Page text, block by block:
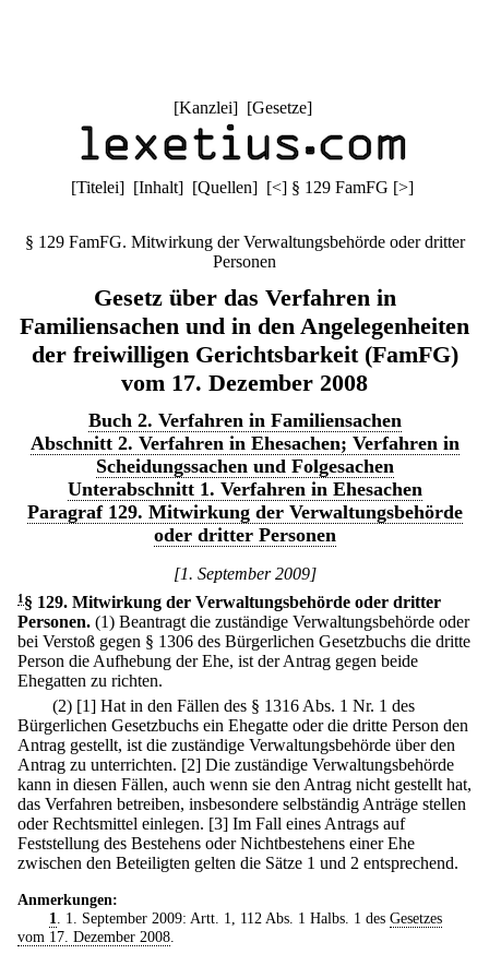
[Kanzlei] [Gesetze]
[Titelei] [Inhalt] [Quellen] [<] § 129 FamFG [>]
§ 129 FamFG. Mitwirkung der Verwaltungsbehörde oder dritter
Personen
Gesetz über das Verfahren in
Familiensachen und in den Angelegenheiten
der freiwilligen Gerichtsbarkeit (FamFG)
vom 17. Dezember 2008
Buch 2. Verfahren in Familiensachen
Abschnitt 2. Verfahren in Ehesachen; Verfahren in
Scheidungssachen und Folgesachen
Unterabschnitt 1. Verfahren in Ehesachen
Paragraf 129. Mitwirkung der Verwaltungsbehörde
oder dritter Personen
[1. September 2009]
1 § 129. Mitwirkung der Verwaltungsbehörde oder dritter
Personen. (1) Beantragt die zuständige Verwaltungsbehörde oder
bei Verstoß gegen § 1306 des Bürgerlichen Gesetzbuchs die dritte
Person die Aufhebung der Ehe, ist der Antrag gegen beide
Ehegatten zu richten.
(2) [1] Hat in den Fällen des § 1316 Abs. 1 Nr. 1 des
Bürgerlichen Gesetzbuchs ein Ehegatte oder die dritte Person den
Antrag gestellt, ist die zuständige Verwaltungsbehörde über den
Antrag zu unterrichten. [2] Die zuständige Verwaltungsbehörde
kann in diesen Fällen, auch wenn sie den Antrag nicht gestellt hat,
das Verfahren betreiben, insbesondere selbständig Anträge stellen
oder Rechtsmittel einlegen. [3] Im Fall eines Antrags auf
Feststellung des Bestehens oder Nichtbestehens einer Ehe
zwischen den Beteiligten gelten die Sätze 1 und 2 entsprechend.
Anmerkungen:
1. 1. September 2009: Artt. 1, 112 Abs. 1 Halbs. 1 des Gesetzes
vom 17. Dezember 2008.